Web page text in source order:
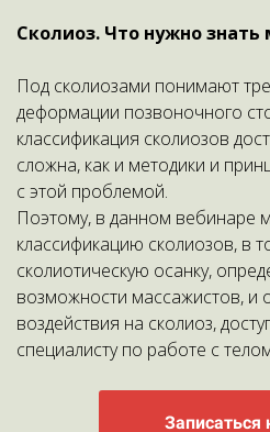
Сколиоз. Что нужно знать
Под сколиозами понимают
деформации позвоночного
классификация сколиозов
сложна, как и методики и
с этой проблемой.
Поэтому, в данном вебинаре
классификацию сколиозов, в
сколиотическую осанку,
возможности массажистов, и
воздействия на сколиоз,
специалисту по работе с
Записаться